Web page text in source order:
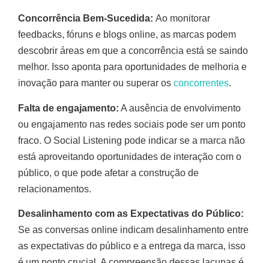
Concorrência Bem-Sucedida: Ao monitorar
feedbacks, fóruns e blogs online, as marcas podem
descobrir áreas em que a concorrência está se saindo
melhor. Isso aponta para oportunidades de melhoria e
inovação para manter ou superar os concorrentes.
Falta de engajamento: A ausência de envolvimento
ou engajamento nas redes sociais pode ser um ponto
fraco. O Social Listening pode indicar se a marca não
está aproveitando oportunidades de interação com o
público, o que pode afetar a construção de
relacionamentos.
Desalinhamento com as Expectativas do Público:
Se as conversas online indicam desalinhamento entre
as expectativas do público e a entrega da marca, isso